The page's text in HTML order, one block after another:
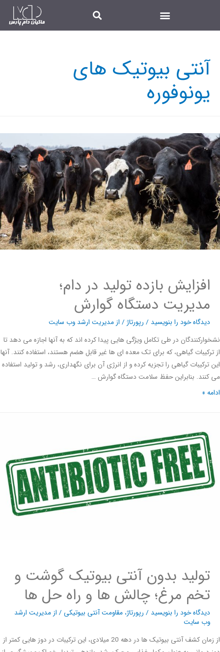
آنتی بیوتیک های
یونوفوره
افزایش بازده تولید در دام؛
مدیریت دستگاه گوارش
دیدگاه‌ خود را بنویسید/رپورتاژ/ از مدیریت ارشد وب سایت
در طی تکامل ویژگی هایی پیدا کرده اند که به آنها اجازه می دهد تا
گیاهی، که برای تک معده ای ها غیر قابل هضم هستند، استفاده کنند. آنها
گیاهی را تجزیه کرده و از انرژی آن برای نگهداری، رشد و تولید استفاده
بنابراین حفظ سلامت دستگاه گوارش …
»
تولید بدون آنتی بیوتیک گوشت و
تخم مرغ؛ چالش ها و راه حل ها
دیدگاه‌ خود را بنویسید/رپورتاژ،مقاومت آنتی بیوتیکی/ از مدیریت ارشد
وب سایت
از زمان کشف آنتی بیوتیک ها در دهه 20 میلادی، این ترکیبات در دوز هایی کمتر از